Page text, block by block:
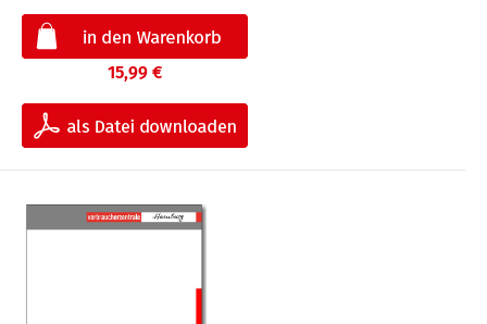
15,99 €